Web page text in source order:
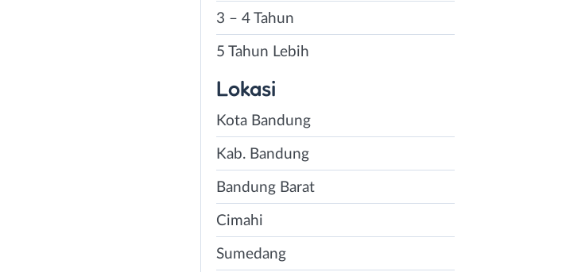
3 – 4 Tahun
5 Tahun Lebih
Lokasi
Kota Bandung
Kab. Bandung
Bandung Barat
Cimahi
Sumedang